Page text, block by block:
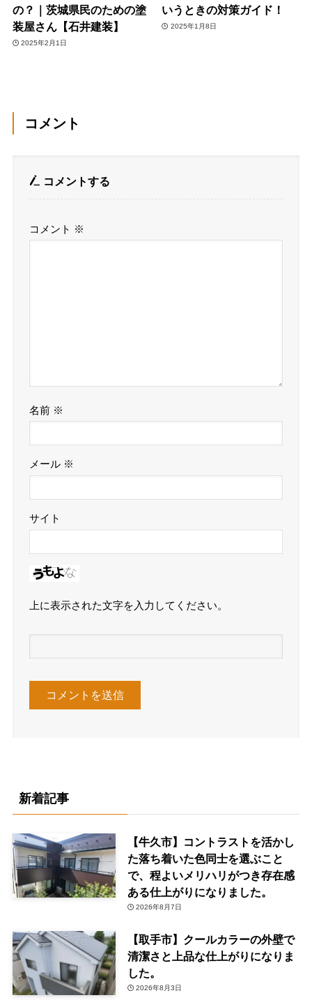
の？｜茨城県民のための塗
装屋さん【石井建装】
2025年2月1日
いうときの対策ガイド！
2025年1月8日
コメント
コメントする
コメント ※
名前 ※
メール ※
サイト
上に表示された文字を入力してください。
新着記事
【牛久市】コントラストを活かし
た落ち着いた色同士を選ぶこと
で、程よいメリハリがつき存在感
ある仕上がりになりました。
2026年8月7日
【取手市】クールカラーの外壁で
清潔さと上品な仕上がりになりま
した。
2026年8月3日